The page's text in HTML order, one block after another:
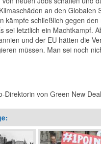
an den
kämpfe schließlich gegen
sei letztlich ein Machtkampf.
und der EU hätten die
müssen. Man sei noch
Direktorin von Green New